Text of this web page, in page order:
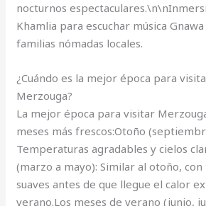
nocturnos
Khamlia para escuchar música
familias nómadas locales.
¿Cuándo es la mejor época para
Merzouga?
La mejor época para visitar
meses más frescos:Otoño
Temperaturas agradables y cielos
(marzo a mayo): Similar al otoño,
suaves antes de que llegue el calor
verano.Los meses de verano (junio,